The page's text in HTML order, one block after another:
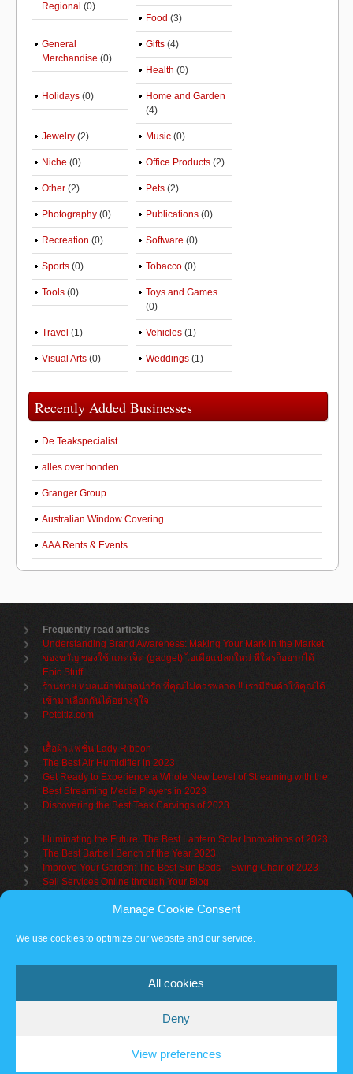
Manage Cookie Consent
We use cookies to optimize our website and our service.
All cookies
Deny
View preferences
Regional (0)
Food (3)
General
Merchandise (0)
Gifts (4)
Health (0)
Holidays (0)
Home and Garden
(4)
Jewelry (2) Music (0)
Niche (0) Office Products (2)
Other (2) Pets (2)
Photography (0) Publications (0)
Recreation (0) Software (0)
Sports (0) Tobacco (0)
Tools (0)
Toys and Games
(0)
Travel (1) Vehicles (1)
Visual Arts (0) Weddings (1)
Recently Added Businesses
De Teakspecialist
alles over honden
Granger Group
Australian Window Covering
AAA Rents & Events
Frequently read articles
Understanding Brand Awareness: Making Your Mark in the Market
ของขวัญ ของใช้ แกดเจ็ต (gadget) ไอเดียแปลกใหม่ ที่ใครก็อยากได้ |
Epic Stuff
ร้านขาย หมอนผ้าห่มสุดน่ารัก ที่คุณไม่ควรพลาด !! เรามีสินค้าให้คุณได้
เข้ามาเลือกกันได้อย่างจุใจ
Petcitiz.com
เสื้อผ้าแฟชั่น Lady Ribbon
The Best Air Humidifier in 2023
Get Ready to Experience a Whole New Level of Streaming with the
Best Streaming Media Players in 2023
Discovering the Best Teak Carvings of 2023
Illuminating the Future: The Best Lantern Solar Innovations of 2023
The Best Barbell Bench of the Year 2023
Improve Your Garden: The Best Sun Beds – Swing Chair of 2023
Sell Services Online through Your Blog
Understanding Brand Awareness: Making Your Mark in the Market
The Benefits of a Towel Warmer: Keep Yourself Cozy Even on the
Vantage Theme– Powered byWordPress